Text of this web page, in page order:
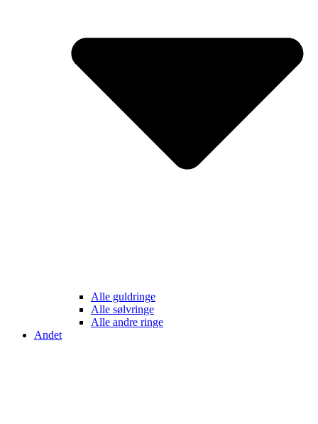
Alle guldringe
Alle sølvringe
Alle andre ringe
Andet